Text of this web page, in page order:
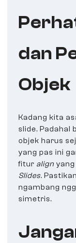
dan
Objek
Kadang kita
slide. Padahal
objek harus
yang pas ini
fitur align yang
Slides.
ngambang
simetris.